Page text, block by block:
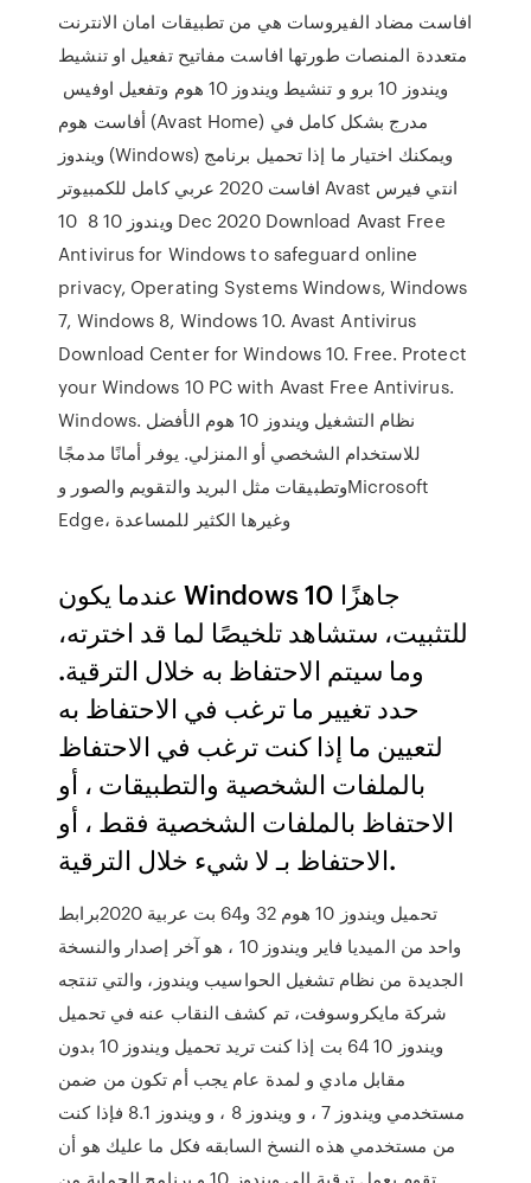
افاست مضاد الفيروسات هي من تطبيقات امان الانترنت
متعددة المنصات طورتها افاست مفاتيح تفعيل او تنشيط
ويندوز 10 برو و تنشيط ويندوز 10 هوم وتفعيل اوفيس
أفاست هوم (Avast Home) مدرج بشكل كامل في
ويندوز (Windows) ويمكنك اختيار ما إذا تحميل برنامج
افاست 2020 عربي كامل للكمبيوتر Avast انتي فيرس
ويندوز 10 8 10 Dec 2020 Download Avast Free
Antivirus for Windows to safeguard online
privacy, Operating Systems Windows, Windows
7, Windows 8, Windows 10. Avast Antivirus
Download Center for Windows 10. Free. Protect
your Windows 10 PC with Avast Free Antivirus.
Windows. نظام التشغيل ويندوز 10 هوم الأفضل
للاستخدام الشخصي أو المنزلي. يوفر أمانًا مدمجًا
وتطبيقات مثل البريد والتقويم والصور وMicrosoft
عندما يكون Windows 10 جاهزًا
للتثبيت، ستشاهد تلخيصًا لما قد اخترته،
وما سيتم الاحتفاظ به خلال الترقية.
حدد تغيير ما ترغب في الاحتفاظ به
لتعيين ما إذا كنت ترغب في الاحتفاظ
بالملفات الشخصية والتطبيقات ، أو
الاحتفاظ بالملفات الشخصية فقط ، أو
الاحتفاظ بـ لا شيء خلال الترقية.
تحميل ويندوز 10 هوم 32 و64 بت عربية 2020برابط
واحد من الميديا فاير ويندوز 10 ‏، هو آخر إصدار والنسخة
الجديدة من نظام تشغيل الحواسيب ويندوز، والتي تنتجه
شركة مايكروسوفت، تم كشف النقاب عنه في تحميل
ويندوز 10 64 بت إذا كنت تريد تحميل ويندوز 10 بدون
مقابل مادي و لمدة عام يجب أم تكون من ضمن
مستخدمي ويندوز 7 ، و ويندوز 8 ، و ويندوز 8.1 فإذا كنت
من مستخدمي هذه النسخ السابقه فكل ما عليك هو أن
تقوم بعمل ترقية إلي ويندوز 10 و برنامج الحماية من